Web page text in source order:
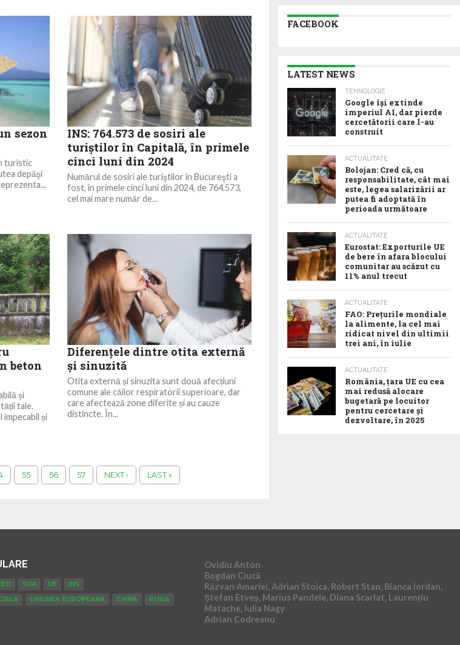
sezon
turistic
depăşi
INS: 764.573 de sosiri ale
turiştilor în Capitală, în primele
cinci luni din 2024
Numărul de sosiri ale turiştilor în Bucureşti a
fost, în primele cinci luni din 2024, de 764.573,
cel mai mare număr de...
beton
și
tale.
impecabil și
Diferențele dintre otita externă
și sinuzită
Otita externă și sinuzita sunt două afecțiuni
comune ale căilor respiratorii superioare, dar
care afectează zone diferite și au cauze
distincte. În...
55 56 57 NEXT › LAST »
FACEBOOK
LATEST NEWS
TEHNOLOGIE
Google îşi extinde
imperiul AI, dar pierde
cercetătorii care l-au
construit
ACTUALITATE
Bolojan: Cred că, cu
responsabilitate, cât mai
este, legea salarizării ar
putea fi adoptată în
perioada următoare
ACTUALITATE
Eurostat: Exporturile UE
de bere în afara blocului
comunitar au scăzut cu
11% anul trecut
ACTUALITATE
FAO: Prețurile mondiale
la alimente, la cel mai
ridicat nivel din ultimii
trei ani, în iulie
ACTUALITATE
România, țara UE cu cea
mai redusă alocare
bugetară pe locuitor
pentru cercetare și
dezvoltare, în 2025
SUA UE
INS
UNIUNEA EUROPEANA CHINA
RUSIA
Ovidiu Anton
Bogdan Ciucă
Răzvan Amariei, Adrian Stoica, Robert Stan, Bianca Iordan,
Ștefan Etveș, Marius Pandele, Diana Scarlat, Laurențiu
Matache, Iulia Nagy
Adrian Codreanu